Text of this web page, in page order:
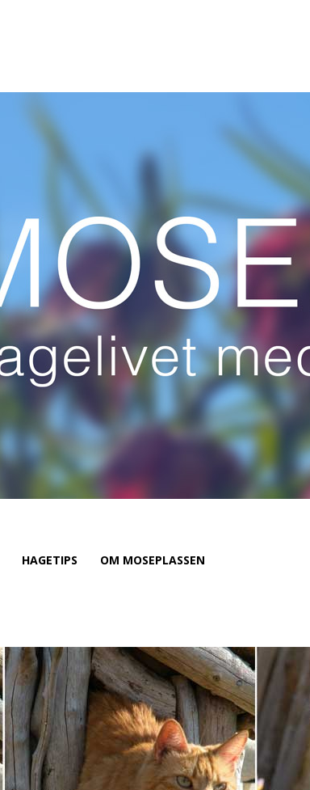
HAGETIPS OM MOSEPLASSEN